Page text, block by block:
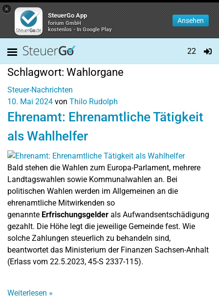
×
SteuerGo App
forium GmbH
kostenlos - In Google Play
Ansehen
22
Schlagwort: Wahlorgane
Steuer-Nachrichten
10. Mai 2024 von Thilo Rudolph
Ehrenamt: Ehrenamtliche Tätigkeit
als Wahlhelfer
Bald stehen die Wahlen zum Europa-Parlament, mehrere
Landtagswahlen sowie Kommunalwahlen an. Bei
politischen Wahlen werden im Allgemeinen an die
ehrenamtliche Mitwirkenden so
genannte Erfrischungsgelder als Aufwandsentschädigung
gezahlt. Die Höhe legt die jeweilige Gemeinde fest. Wie
solche Zahlungen steuerlich zu behandeln sind,
beantwortet das Ministerium der Finanzen Sachsen-Anhalt
(Erlass vom 22.5.2023, 45-S 2337-115).
Weiterlesen »